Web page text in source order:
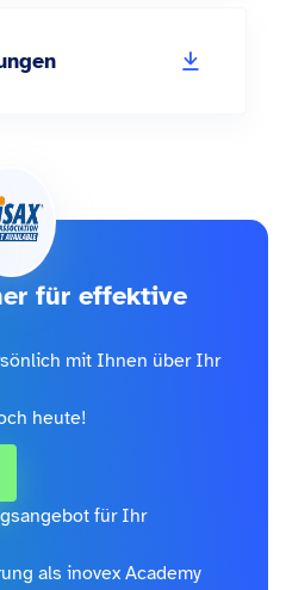
für effektive
mit Ihnen über Ihr
heute!
für Ihr
als inovex Academy